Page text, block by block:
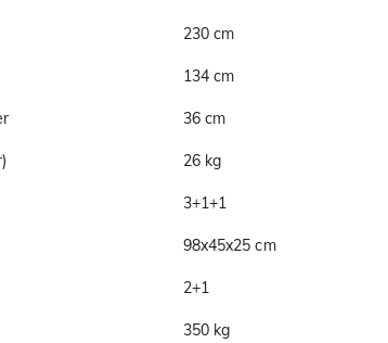
230 cm
134 cm
36 cm
26 kg
3+1+1
98x45x25 cm
2+1
350 kg